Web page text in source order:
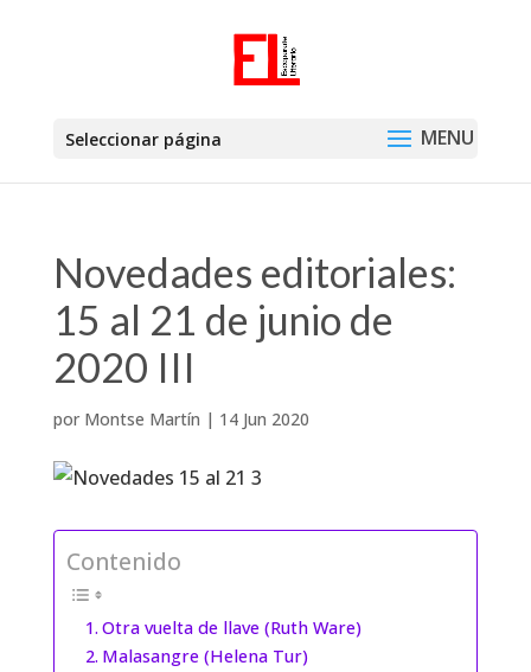
Seleccionar página
Novedades editoriales:
15 al 21 de junio de
2020 III
por Montse Martín | 14 Jun 2020
Contenido
Otra vuelta de llave (Ruth Ware)
Malasangre (Helena Tur)